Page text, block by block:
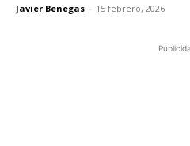
Javier Benegas - 15 febrero, 2026